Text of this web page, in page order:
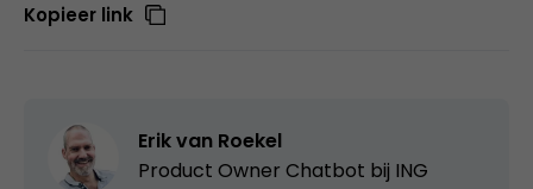
Kopieer link
Erik van Roekel
Product Owner Chatbot bij ING